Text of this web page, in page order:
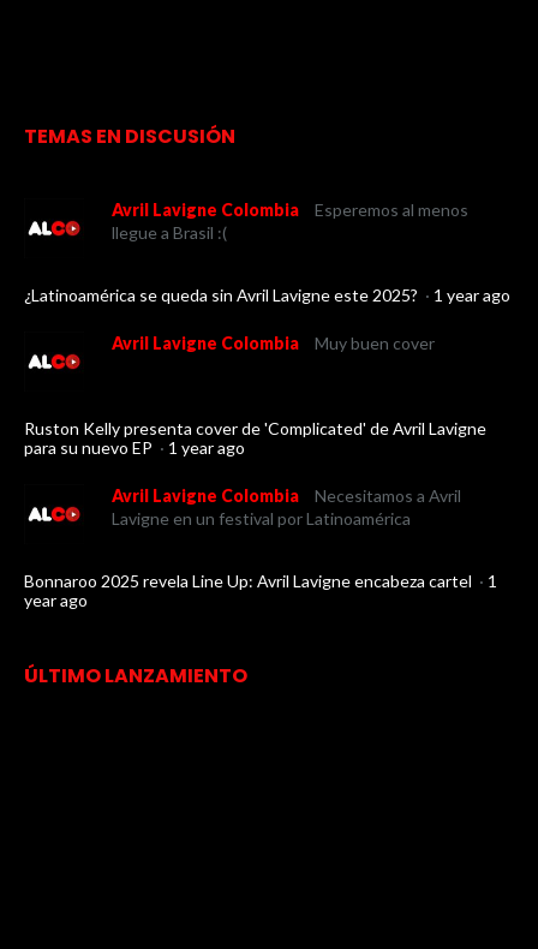
TEMAS EN DISCUSIÓN
Avril Lavigne Colombia
Esperemos al menos
llegue a Brasil :(
¿Latinoamérica se queda sin Avril Lavigne este 2025? · 1 year ago
Avril Lavigne Colombia Muy buen cover
Ruston Kelly presenta cover de 'Complicated' de Avril Lavigne
para su nuevo EP · 1 year ago
Avril Lavigne Colombia
Necesitamos a Avril
Lavigne en un festival por Latinoamérica
Bonnaroo 2025 revela Line Up: Avril Lavigne encabeza cartel · 1
year ago
ÚLTIMO LANZAMIENTO